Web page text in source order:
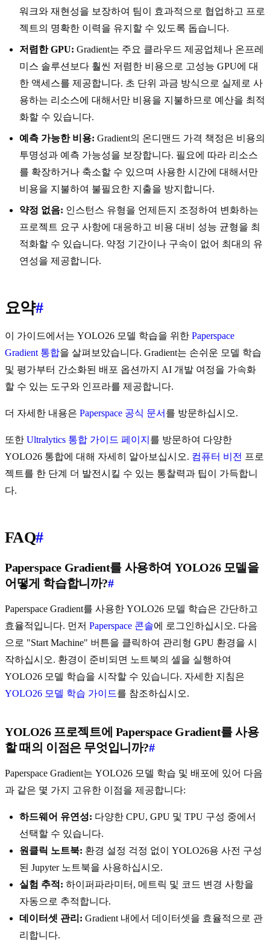
워크와 재현성을 보장하여 팀이 효과적으로 협업하고 프로
젝트의 명확한 이력을 유지할 수 있도록 돕습니다.
저렴한 GPU: Gradient는 주요 클라우드 제공업체나 온프레
미스 솔루션보다 훨씬 저렴한 비용으로 고성능 GPU에 대
한 액세스를 제공합니다. 초 단위 과금 방식으로 실제로 사
용하는 리소스에 대해서만 비용을 지불하므로 예산을 최적
화할 수 있습니다.
예측 가능한 비용: Gradient의 온디맨드 가격 책정은 비용의
투명성과 예측 가능성을 보장합니다. 필요에 따라 리소스
를 확장하거나 축소할 수 있으며 사용한 시간에 대해서만
비용을 지불하여 불필요한 지출을 방지합니다.
약정 없음: 인스턴스 유형을 언제든지 조정하여 변화하는
프로젝트 요구 사항에 대응하고 비용 대비 성능 균형을 최
적화할 수 있습니다. 약정 기간이나 구속이 없어 최대의 유
연성을 제공합니다.
요약#
이 가이드에서는 YOLO26 모델 학습을 위한 Paperspace
Gradient 통합을 살펴보았습니다. Gradient는 손쉬운 모델 학습
및 평가부터 간소화된 배포 옵션까지 AI 개발 여정을 가속화
할 수 있는 도구와 인프라를 제공합니다.
더 자세한 내용은 Paperspace 공식 문서 를 방문하십시오.
또한 Ultralytics 통합 가이드 페이지 를 방문하여 다양한
YOLO26 통합에 대해 자세히 알아보십시오. 컴퓨터 비전 프로
젝트를 한 단계 더 발전시킬 수 있는 통찰력과 팁이 가득합니
다.
FAQ#
Paperspace Gradient를 사용하여 YOLO26 모델을
어떻게 학습합니까?#
Paperspace Gradient를 사용한 YOLO26 모델 학습은 간단하고
효율적입니다. 먼저 Paperspace 콘솔에 로그인하십시오. 다음
으로 "Start Machine" 버튼을 클릭하여 관리형 GPU 환경을 시
작하십시오. 환경이 준비되면 노트북의 셀을 실행하여
YOLO26 모델 학습을 시작할 수 있습니다. 자세한 지침은
YOLO26 모델 학습 가이드를 참조하십시오.
YOLO26 프로젝트에 Paperspace Gradient를 사용
할 때의 이점은 무엇입니까?#
Paperspace Gradient는 YOLO26 모델 학습 및 배포에 있어 다음
과 같은 몇 가지 고유한 이점을 제공합니다:
하드웨어 유연성: 다양한 CPU, GPU 및 TPU 구성 중에서
선택할 수 있습니다.
원클릭 노트북: 환경 설정 걱정 없이 YOLO26용 사전 구성
된 Jupyter 노트북을 사용하십시오.
실험 추적: 하이퍼파라미터, 메트릭 및 코드 변경 사항을
자동으로 추적합니다.
데이터셋 관리: Gradient 내에서 데이터셋을 효율적으로 관
리합니다.